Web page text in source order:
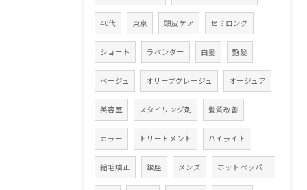
40代 東京 頭皮ケア セミロング
ショート ラベンダー 白髪 艶髪
ベージュ オリーブグレージュ オージュア
美容室 スタイリング剤 髪質改善
カラー トリートメント ハイライト
縮毛矯正 銀座 メンズ ホットペッパー